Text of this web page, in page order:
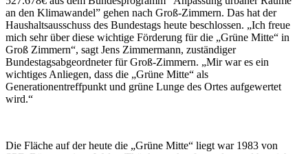
an den Klimawandel” gehen nach Groß-Zimmern. Das hat der
Haushaltsausschuss des Bundestags heute beschlossen. „Ich freue
mich sehr über diese wichtige Förderung für die „Grüne Mitte“ in
Groß Zimmern“, sagt Jens Zimmermann, zuständiger
Bundestagsabgeordneter für Groß-Zimmern. „Mir war es ein
wichtiges Anliegen, dass die „Grüne Mitte“ als
Generationentreffpunkt und grüne Lunge des Ortes aufgewertet
wird.“
Die Fläche auf der heute die „Grüne Mitte“ liegt war 1983 von